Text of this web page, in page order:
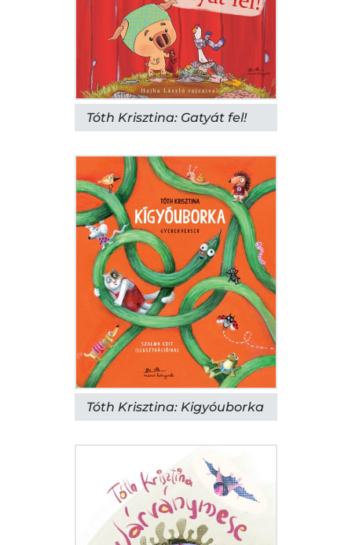
Tóth Krisztina: Gatyát fel!
Tóth Krisztina: Kigyóuborka